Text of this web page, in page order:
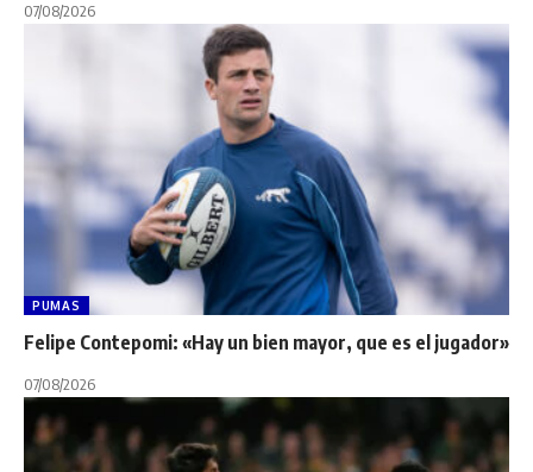
07/08/2026
PUMAS
Felipe Contepomi: «Hay un bien mayor, que es el jugador»
07/08/2026